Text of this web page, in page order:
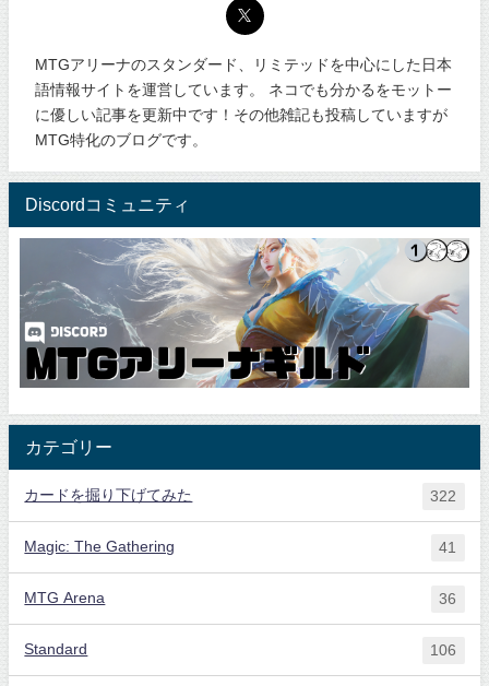
MTGアリーナのスタンダード、リミテッドを中心にした日本
語情報サイトを運営しています。 ネコでも分かるをモットー
に優しい記事を更新中です！その他雑記も投稿していますが
MTG特化のブログです。
Discordコミュニティ
カテゴリー
カードを掘り下げてみた 322
Magic: The Gathering 41
MTG Arena 36
Standard 106